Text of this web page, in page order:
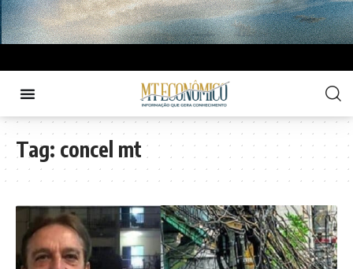
Tag: concel mt